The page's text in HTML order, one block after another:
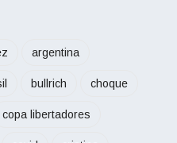
argentina
bullrich choque
copa libertadores